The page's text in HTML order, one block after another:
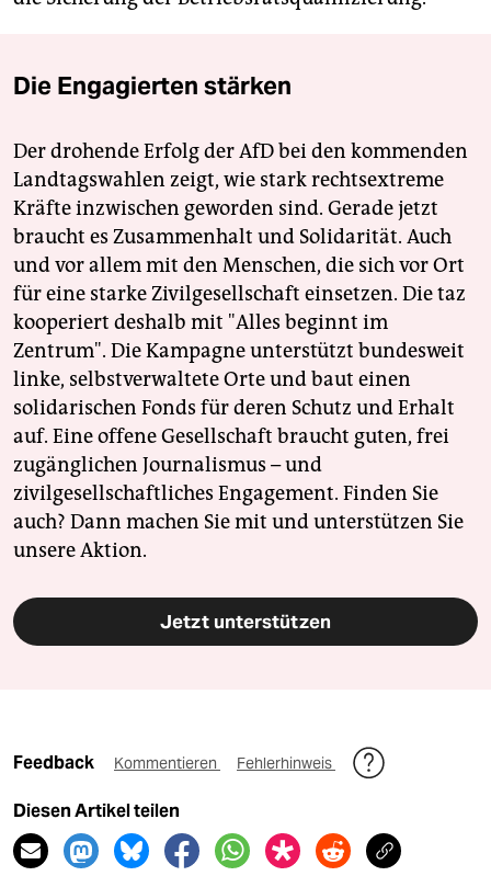
Die Engagierten stärken
Der drohende Erfolg der AfD bei den kommenden
Landtagswahlen zeigt, wie stark rechtsextreme
Kräfte inzwischen geworden sind. Gerade jetzt
braucht es Zusammenhalt und Solidarität. Auch
und vor allem mit den Menschen, die sich vor Ort
für eine starke Zivilgesellschaft einsetzen. Die taz
kooperiert deshalb mit "Alles beginnt im
Zentrum". Die Kampagne unterstützt bundesweit
linke, selbstverwaltete Orte und baut einen
solidarischen Fonds für deren Schutz und Erhalt
auf. Eine offene Gesellschaft braucht guten, frei
zugänglichen Journalismus – und
zivilgesellschaftliches Engagement. Finden Sie
auch? Dann machen Sie mit und unterstützen Sie
unsere Aktion.
Jetzt unterstützen
Feedback Kommentieren Fehlerhinweis
Diesen Artikel teilen